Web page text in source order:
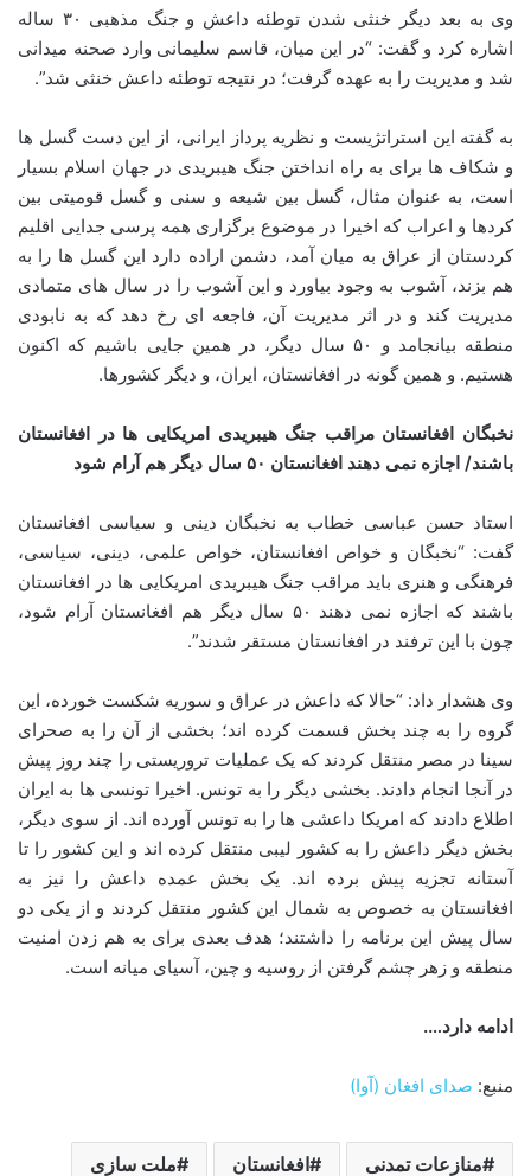
وی به بعد دیگر خنثی شدن توطئه داعش و جنگ مذهبی ۳۰ ساله
اشاره کرد و گفت: “در این میان، قاسم سلیمانی وارد صحنه میدانی
شد و مدیریت را به عهده گرفت؛ در نتیجه توطئه داعش خنثی شد”.
به گفته این استراتژیست و نظریه پرداز ایرانی، از این دست گسل ها
و شکاف ها برای به راه انداختن جنگ هیبریدی در جهان اسلام بسیار
است، به عنوان مثال، گسل بین شیعه و سنی و گسل قومیتی بین
کردها و اعراب که اخیرا در موضوع برگزاری همه پرسی جدایی اقلیم
کردستان از عراق به میان آمد، دشمن اراده دارد این گسل ها را به
هم بزند، آشوب به وجود بیاورد و این آشوب را در سال های متمادی
مدیریت کند و در اثر مدیریت آن، فاجعه ای رخ دهد که به نابودی
منطقه بیانجامد و ۵۰ سال دیگر، در همین جایی باشیم که اکنون
هستیم. و همین گونه در افغانستان، ایران، و دیگر کشورها.
نخبگان افغانستان مراقب جنگ هیبریدی امریکایی ها در افغانستان
باشند/ اجازه نمی دهند افغانستان ۵۰ سال دیگر هم آرام شود
استاد حسن عباسی خطاب به نخبگان دینی و سیاسی افغانستان
گفت: “نخبگان و خواص افغانستان، خواص علمی، دینی، سیاسی،
فرهنگی و هنری باید مراقب جنگ هیبریدی امریکایی ها در افغانستان
باشند که اجازه نمی دهند ۵۰ سال دیگر هم افغانستان آرام شود،
چون با این ترفند در افغانستان مستقر شدند”.
وی هشدار داد: “حالا که داعش در عراق و سوریه شکست خورده، این
گروه را به چند بخش قسمت کرده اند؛ بخشی از آن را به صحرای
سینا در مصر منتقل کردند که یک عملیات تروریستی را چند روز پیش
در آنجا انجام دادند. بخشی دیگر را به تونس. اخیرا تونسی ها به ایران
اطلاع دادند که امریکا داعشی ها را به تونس آورده اند. از سوی دیگر،
بخش دیگر داعش را به کشور لیبی منتقل کرده اند و این کشور را تا
آستانه تجزیه پیش برده اند. یک بخش عمده داعش را نیز به
افغانستان به خصوص به شمال این کشور منتقل کردند و از یکی دو
سال پیش این برنامه را داشتند؛ هدف بعدی برای به هم زدن امنیت
منطقه و زهر چشم گرفتن از روسیه و چین، آسیای میانه است.
ادامه دارد….
منبع: صدای افغان (آوا)
منازعات تمدنی افغانستان ملت سازی